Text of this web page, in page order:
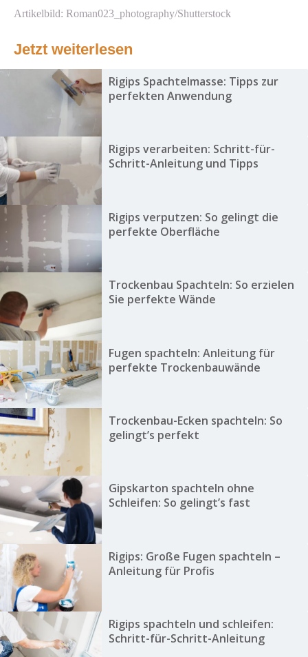
Artikelbild: Roman023_photography/Shutterstock
Jetzt weiterlesen
Rigips Spachtelmasse: Tipps zur
perfekten Anwendung
Rigips verarbeiten: Schritt-für-
Schritt-Anleitung und Tipps
Rigips verputzen: So gelingt die
perfekte Oberfläche
Trockenbau Spachteln: So erzielen
Sie perfekte Wände
Fugen spachteln: Anleitung für
perfekte Trockenbauwände
Trockenbau-Ecken spachteln: So
gelingt’s perfekt
Gipskarton spachteln ohne
Schleifen: So gelingt’s fast
Rigips: Große Fugen spachteln –
Anleitung für Profis
Rigips spachteln und schleifen:
Schritt-für-Schritt-Anleitung